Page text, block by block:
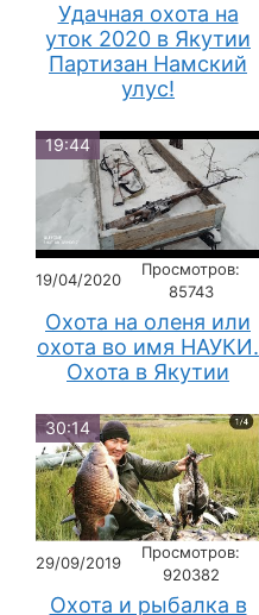
Удачная охота на
уток 2020 в Якутии
Партизан Намский
улус!
19:44
19/04/2020
Просмотров:
85743
Охота на оленя или
охота во имя НАУКИ.
Охота в Якутии
30:14
29/09/2019
Просмотров:
920382
Охота и рыбалка в